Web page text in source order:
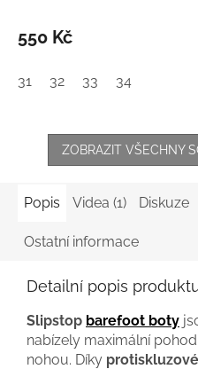
550 Kč
31 32 33 34
ZOBRAZIT VŠECHNY
Popis Videa (1) Diskuze
Ostatní informace
Detailní popis
Slipstop barefoot boty
nabízely maximální
nohou. Díky